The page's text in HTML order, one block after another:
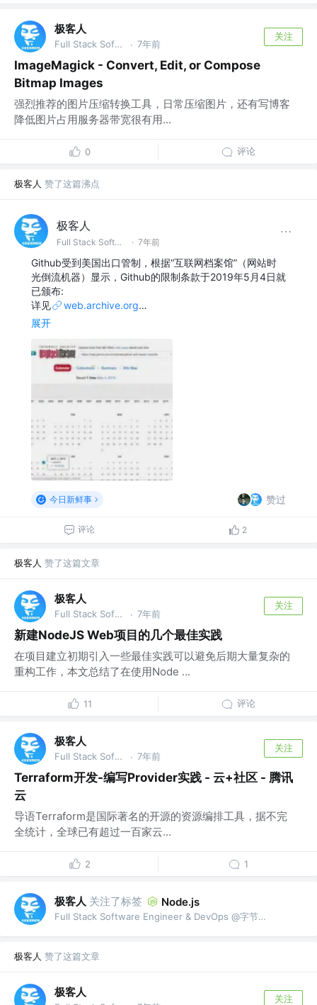
极客人
Full Stack Software Engineer & DevOps @字节跳动 · 7年前
关注
ImageMagick - Convert, Edit, or Compose
Bitmap Images
强烈推荐的图片压缩转换工具，日常压缩图片，还有写博客
降低图片占用服务器带宽很有用...
0 评论
极客人 赞了这篇沸点
极客人
Full Stack Software Engineer & DevOps @字节跳动 · 7年前
Github受到美国出口管制，根据“互联网档案馆”（网站时
光倒流机器）显示，Github的限制条款于2019年5月4日就
已颁布:
详见
web.archive.org…
展开
今日新鲜事 赞过
评论 2
极客人 赞了这篇文章
极客人
Full Stack Software Engineer & DevOps @字节跳动 · 7年前
关注
新建NodeJS Web项目的几个最佳实践
在项目建立初期引入一些最佳实践可以避免后期大量复杂的
重构工作，本文总结了在使用Node ...
11 评论
极客人
Full Stack Software Engineer & DevOps @字节跳动 · 7年前
关注
Terraform开发-编写Provider实践 - 云+社区 - 腾讯
云
导语Terraform是国际著名的开源的资源编排工具，据不完
全统计，全球已有超过一百家云...
2 1
极客人 关注了标签 Node.js
Full Stack Software Engineer & DevOps @字节跳动
极客人 赞了这篇文章
极客人
关注